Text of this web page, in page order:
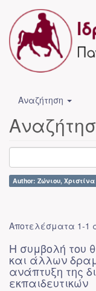
Αναζήτηση
Author: Ζώνιου, Χριστίνα
Αποτελέσματα 1-1
Η συμβολή του
και άλλων
ανάπτυξη της
εκπαιδευτικών